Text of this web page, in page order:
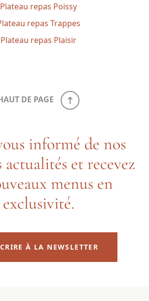
Plateau repas Poissy
repas Trappes
Plateau repas Plaisir
DE PAGE
informé de nos
actualités et recevez
menus en
exclusivité.
À LA NEWSLETTER